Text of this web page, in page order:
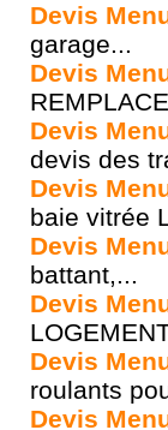
Devis
garage...
Devis
Devis
devis des
Devis
baie vitrée
Devis
battant,...
Devis
Devis
roulants
Devis